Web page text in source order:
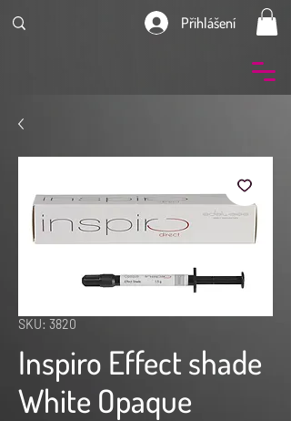
Přihlášení
SKU: 3820
Inspiro Effect shade
White Opaque